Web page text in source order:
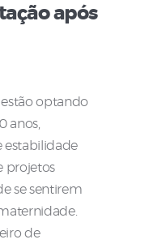
após
optando
anos,
estabilidade
projetos
se sentirem
de